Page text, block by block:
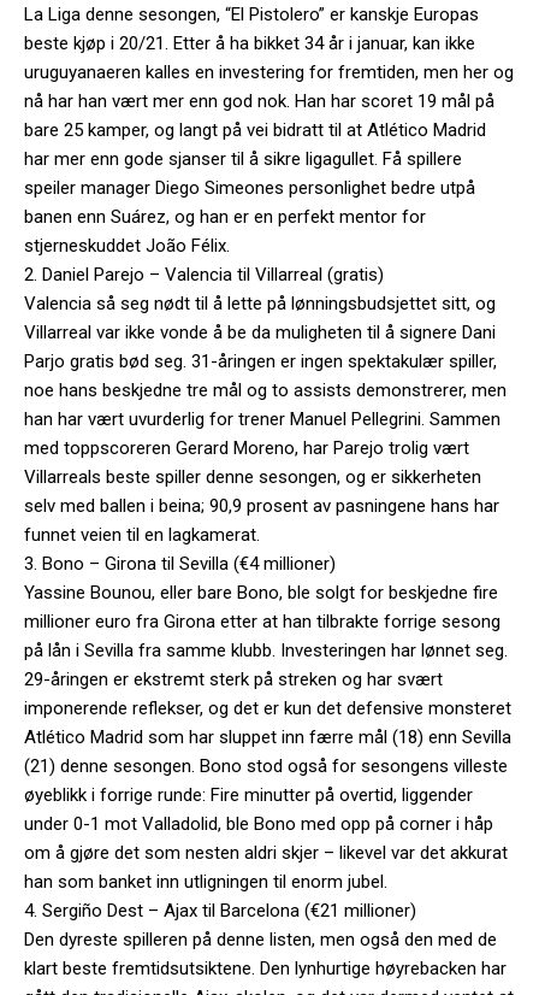
La Liga denne sesongen, “El Pistolero” er kanskje Europas
beste kjøp i 20/21. Etter å ha bikket 34 år i januar, kan ikke
uruguyanaeren kalles en investering for fremtiden, men her og
nå har han vært mer enn god nok. Han har scoret 19 mål på
bare 25 kamper, og langt på vei bidratt til at Atlético Madrid
har mer enn gode sjanser til å sikre ligagullet. Få spillere
speiler manager Diego Simeones personlighet bedre utpå
banen enn Suárez, og han er en perfekt mentor for
stjerneskuddet João Félix.
2. Daniel Parejo – Valencia til Villarreal (gratis)
Valencia så seg nødt til å lette på lønningsbudsjettet sitt, og
Villarreal var ikke vonde å be da muligheten til å signere Dani
Parjo gratis bød seg. 31-åringen er ingen spektakulær spiller,
noe hans beskjedne tre mål og to assists demonstrerer, men
han har vært uvurderlig for trener Manuel Pellegrini. Sammen
med toppscoreren Gerard Moreno, har Parejo trolig vært
Villarreals beste spiller denne sesongen, og er sikkerheten
selv med ballen i beina; 90,9 prosent av pasningene hans har
funnet veien til en lagkamerat.
3. Bono – Girona til Sevilla (€4 millioner)
Yassine Bounou, eller bare Bono, ble solgt for beskjedne fire
millioner euro fra Girona etter at han tilbrakte forrige sesong
på lån i Sevilla fra samme klubb. Investeringen har lønnet seg.
29-åringen er ekstremt sterk på streken og har svært
imponerende reflekser, og det er kun det defensive monsteret
Atlético Madrid som har sluppet inn færre mål (18) enn Sevilla
(21) denne sesongen. Bono stod også for sesongens villeste
øyeblikk i forrige runde: Fire minutter på overtid, liggender
under 0-1 mot Valladolid, ble Bono med opp på corner i håp
om å gjøre det som nesten aldri skjer – likevel var det akkurat
han som banket inn utligningen til enorm jubel.
4. Sergiño Dest – Ajax til Barcelona (€21 millioner)
Den dyreste spilleren på denne listen, men også den med de
klart beste fremtidsutsiktene. Den lynhurtige høyrebacken har